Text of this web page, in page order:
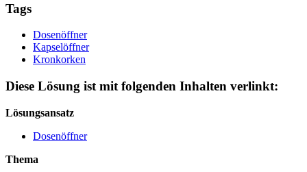
Tags
Dosenöffner
Kapselöffner
Kronkorken
Diese Lösung ist mit folgenden Inhalten verlinkt:
Lösungsansatz
Dosenöffner
Thema